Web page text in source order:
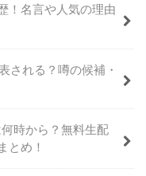
！名言や人気の理由
される？噂の候補・
時から？無料生配
とめ！